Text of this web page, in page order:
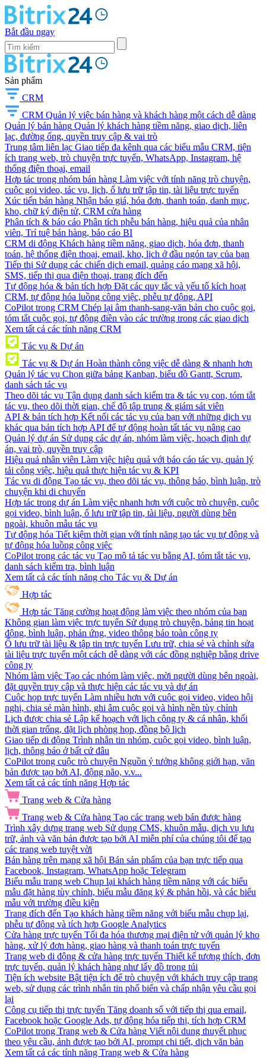
Bắt đầu ngay
Sản phẩm
CRM
CRM Quản lý việc bán hàng và khách hàng một cách dễ dàng
Quản lý bán hàng Quản lý khách hàng tiềm năng, giao dịch, liên
lạc, đường ống, quyền truy cập & vai trò
Trung tâm liên lạc Giao tiếp đa kênh qua các biểu mẫu CRM, tiện
ích trang web, trò chuyện trực tuyến, WhatsApp, Instagram, hệ
thống điện thoại, email
Hợp tác trong nhóm bán hàng Làm việc với tính năng trò chuyện,
cuộc gọi video, tác vụ, lịch, ổ lưu trữ tập tin, tài liệu trực tuyến
Xúc tiến bán hàng Nhận báo giá, hóa đơn, thanh toán, danh mục,
kho, chữ ký điện tử, CRM cửa hàng
Phân tích & báo cáo Phân tích phễu bán hàng, hiệu quả của nhân
viên, Trí tuệ bán hàng, báo cáo BI
CRM di động Khách hàng tiềm năng, giao dịch, hóa đơn, thanh
toán, hệ thống điện thoại, email, kho, lịch ở đầu ngón tay của bạn
Tiếp thị Sử dụng các chiến dịch email, quảng cáo mạng xã hội,
SMS, tiếp thị qua điện thoại, trang đích đến
Tự động hóa & bản tích hợp Đặt các quy tắc và yếu tố kích hoạt
CRM, tự động hóa luồng công việc, phễu tự động, API
CoPilot trong CRM Chép lại âm thanh-sang-văn bản cho cuộc gọi,
tóm tắt cuộc gọi, tự động điền vào các trường trong các giao dịch
Xem tất cả các tính năng CRM
Tác vụ & Dự án
Tác vụ & Dự án Hoàn thành công việc dễ dàng & nhanh hơn
Quản lý tác vụ Chọn giữa bảng Kanban, biểu đồ Gantt, Scrum,
danh sách tác vụ
Theo dõi tác vụ Tận dụng danh sách kiểm tra & tác vụ con, tóm tắt
tác vụ, theo dõi thời gian, chế độ tập trung & giám sát viên
API & bản tích hợp Kết nối các tác vụ của bạn với những dịch vụ
khác qua bản tích hợp API để tự động hoàn tất tác vụ nâng cao
Quản lý dự án Sử dụng các dự án, nhóm làm việc, hoạch định dự
án, vai trò, quyền truy cập
Hiệu quả nhân viên Làm việc hiệu quả với báo cáo tác vụ, quản lý
tải công việc, hiệu quả thực hiện tác vụ & KPI
Tác vụ di động Tạo tác vụ, theo dõi tác vụ, thông báo, bình luận, trò
chuyện khi di chuyển
Hợp tác trong dự án Làm việc nhanh hơn với cuộc trò chuyện, cuộc
gọi video, bình luận, ổ lưu trữ tập tin, tài liệu, người dùng bên
ngoài, khuôn mẫu tác vụ
Tự động hóa Tiết kiệm thời gian với tính năng tạo tác vụ tự động và
tự động hóa luồng công việc
CoPilot trong các tác vụ Tạo mô tả tác vụ bằng AI, tóm tắt tác vụ,
danh sách kiểm tra, bình luận
Xem tất cả các tính năng cho Tác vụ & Dự án
Hợp tác
Hợp tác Tăng cường hoạt động làm việc theo nhóm của bạn
Không gian làm việc trực tuyến Sử dụng trò chuyện, bảng tin hoạt
động, bình luận, phản ứng, video thông báo toàn công ty
Ổ lưu trữ tài liệu & tập tin trực tuyến Lưu trữ, chia sẻ và chỉnh sửa
tài liệu trực tuyến một cách dễ dàng với các đồng nghiệp bằng drive
công ty
Nhóm làm việc Tạo các nhóm làm việc, mời người dùng bên ngoài,
đặt quyền truy cập và thực hiện các tác vụ và dự án
Cuộc họp trực tuyến Làm nhiều hơn với cuộc gọi video, video hội
nghị, chia sẻ màn hình, ghi âm cuộc gọi và hình nền tùy chỉnh
Lịch được chia sẻ Lập kế hoạch với lịch công ty & cá nhân, khối
thời gian trống, đặt lịch phòng họp, đồng bộ lịch
Giao tiếp di động Trình nhắn tin nhóm, cuộc gọi video, bình luận,
lịch, thông báo ở bất cứ đâu
CoPilot trong cuộc trò chuyện Nguồn ý tưởng không giới hạn, văn
bản được tạo bởi AI, động não, v.v...
Xem tất cả các tính năng Hợp tác
Trang web & Cửa hàng
Trang web & Cửa hàng Tạo các trang web bán được hàng
Trình xây dựng trang web Sử dụng CMS, khuôn mẫu, dịch vụ lưu
trữ, ảnh và văn bản được tạo bởi AI miễn phí của chúng tôi để tạo
các trang web tuyệt vời
Bán hàng trên mạng xã hội Bán sản phẩm của bạn trực tiếp qua
Facebook, Instagram, WhatsApp hoặc Telegram
Biểu mẫu trang web Chụp lại khách hàng tiềm năng với các biểu
mẫu đặt hàng tùy chỉnh, biểu mẫu đăng ký & phản hồi, và các biểu
mẫu với trường điều kiện
Trang đích đến Tạo khách hàng tiềm năng với biểu mẫu chụp lại,
phễu tự động và tích hợp Google Analytics
Cửa hàng trực tuyến Tối đa hóa thương mại điện tử với quản lý kho
hàng, xử lý đơn hàng, giao hàng và thanh toán trực tuyến
Trang web di động & cửa hàng trực tuyến Thiết kế tương thích, đơn
trực tuyến, quản lý khách hàng như lấy đồ trong túi
Tiện ích website Bật tiện ích để trò chuyện với khách truy cập trang
web, sử dụng các trình nhắn tin phổ biến và chấp nhận yêu cầu gọi
lại
Công cụ tiếp thị trực tuyến Tăng doanh số với tiếp thị qua email,
Facebook hoặc Google Ads, tự động hóa tiếp thị, tích hợp CRM
CoPilot trong Trang web & Cửa hàng Viết nội dung thuyết phục
theo yêu cầu, ảnh được tạo bởi AI, prompt chi tiết, dịch văn bản
Xem tất cả các tính năng Trang web & Cửa hàng